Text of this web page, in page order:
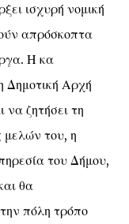
ισχυρή νομική
απρόσκοπτα
Η κα
Δημοτική Αρχή
να ζητήσει τη
μελών του, η
του Δήμου,
θα
πόλη τρόπο